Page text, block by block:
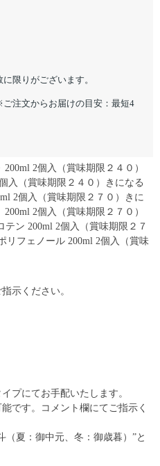
限りがございます。
注文からお届けの目安：最短4
2個入（賞味期限２４０）
入（賞味期限２４０）きになる
2個入（賞味期限２７０）きに
2個入（賞味期限２７０）
ン 200ml 2個入（賞味期限２７
フェノール 200ml 2個入（賞味
示ください。
プにてお手配いたします。
です。コメント欄にてご指示く
（夏：御中元、冬：御歳暮）”と